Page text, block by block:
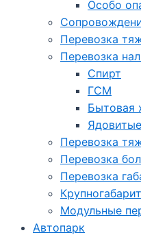
Особо
Перевозка
Перевозка
Спирт
ГСМ
Бытовая
Перевозка
Перевозка
Перевозка
Модульные
Автопарк